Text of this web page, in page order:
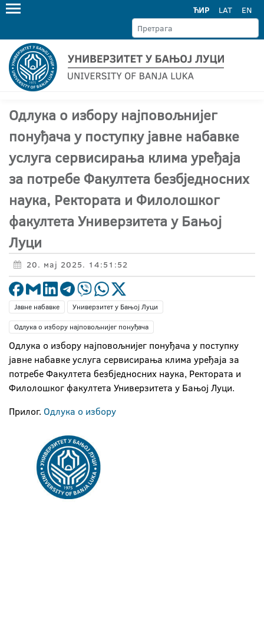
ЋИР LAT EN
Одлука о избору најповољнијег
понуђача у поступку јавне набавке
услуга сервисирања клима уређаја
за потребе Факултета безбједносних
наука, Ректората и Филолошког
факултета Универзитета у Бањој
Луци
20. мај 2025. 14:51:52
Јавне набавке
Универзитет у Бањој Луци
Одлука о избору најповољнијег понуђача
Одлука о избору најповољнијег понуђача у поступку
јавне набавке услуга сервисирања клима уређаја за
потребе Факултета безбједносних наука, Ректората и
Филолошког факултета Универзитета у Бањој Луци.
Прилог. Одлука о избору